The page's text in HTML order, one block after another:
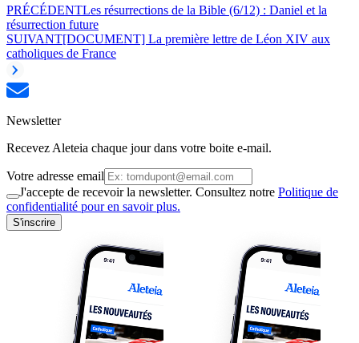
PRÉCÉDENTLes résurrections de la Bible (6/12) : Daniel et la
résurrection future
SUIVANT[DOCUMENT] La première lettre de Léon XIV aux
catholiques de France
Newsletter
Recevez Aleteia chaque jour dans votre boite e-mail.
Votre adresse email
J'accepte de recevoir la newsletter. Consultez notre Politique de
confidentialité pour en savoir plus.
S'inscrire